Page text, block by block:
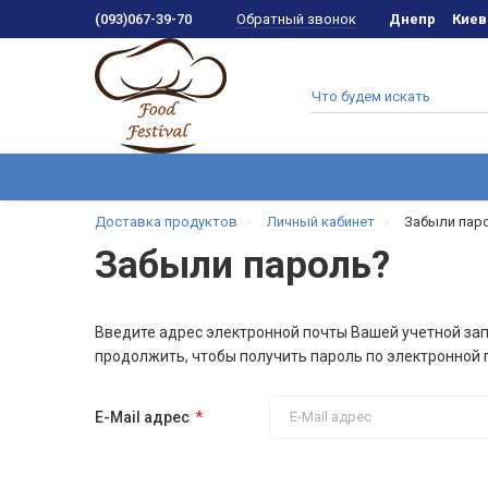
(093)067-39-70 Обратный звонок Днепр Киев
Доставка продуктов Личный кабинет Забыли
Забыли пароль?
Введите адрес электронной почты Вашей учетной
продолжить, чтобы получить пароль по электронной
E-Mail адрес